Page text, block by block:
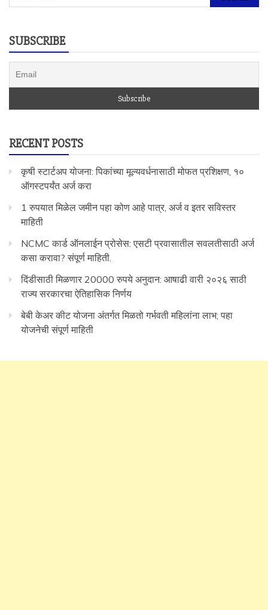
for:
SUBSCRIBE
RECENT POSTS
कृषी स्टार्टअप योजना: पिकांच्या मूल्यवर्धनासाठी मोफत प्रशिक्षण, १०
ऑगस्टपर्यंत अर्ज करा
1 रुपयात मिळेल जमीन पहा कोण आहे पात्र, अर्ज व इतर सविस्तर
माहिती
NCMC कार्ड ऑनलाईन प्रोसेस: एसटी प्रवासातील सवलतीसाठी अर्ज
कसा करावा? संपूर्ण माहिती.
दिंडीसाठी मिळणार 20000 रुपये अनुदान: आषाढी वारी २०२६ साठी
राज्य सरकारचा ऐतिहासिक निर्णय
बेबी केअर कीट योजना अंतर्गत मिळतो गर्भवती महिलांना लाभ; पहा
योजनेची संपूर्ण माहिती